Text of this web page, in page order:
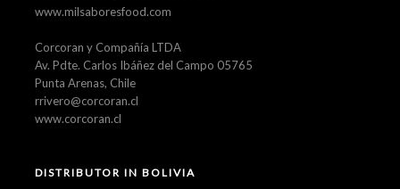
www.milsaboresfood.com
Corcoran y Compañía LTDA
Av. Pdte. Carlos Ibáñez del Campo 05765
Punta Arenas, Chile
rrivero@corcoran.cl
www.corcoran.cl
DISTRIBUTOR IN BOLIVIA